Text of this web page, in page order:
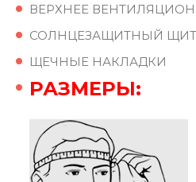
ВЕРХНЕЕ
СОЛНЦЕЗАЩИТНЫЙ
ЩЕЧНЫЕ НАКЛАДКИ
РАЗМЕРЫ: